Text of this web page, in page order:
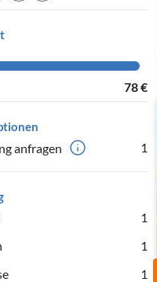
78€
anfragen 1
1
1
1